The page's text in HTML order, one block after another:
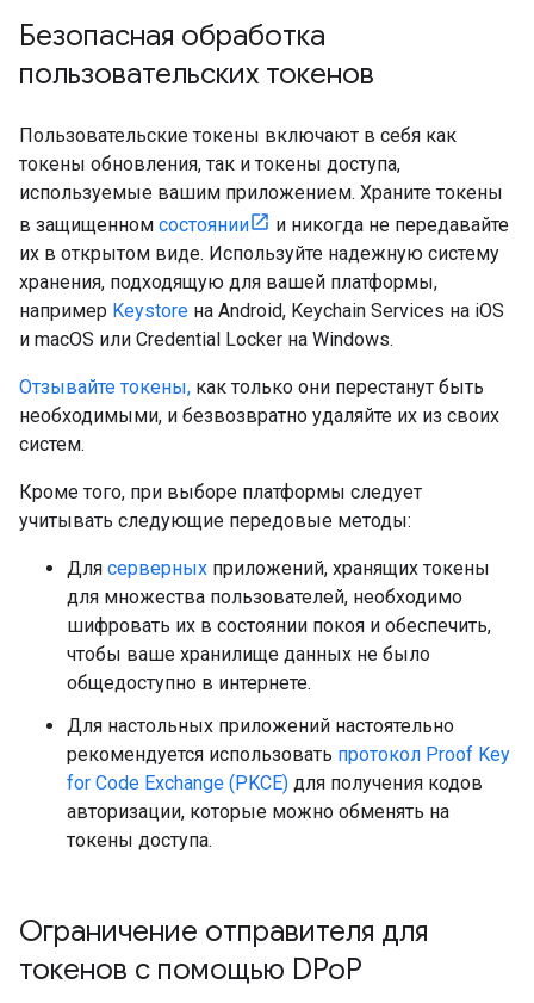
Безопасная обработка
пользовательских токенов
Пользовательские токены включают в себя как
токены обновления, так и токены доступа,
используемые вашим приложением. Храните токены
в защищенном состоянии
и никогда не передавайте
их в открытом виде. Используйте надежную систему
хранения, подходящую для вашей платформы,
например Keystore на Android, Keychain Services на iOS
и macOS или Credential Locker на Windows.
Отзывайте токены, как только они перестанут быть
необходимыми, и безвозвратно удаляйте их из своих
систем.
Кроме того, при выборе платформы следует
учитывать следующие передовые методы:
Для серверных приложений, хранящих токены
для множества пользователей, необходимо
шифровать их в состоянии покоя и обеспечить,
чтобы ваше хранилище данных не было
общедоступно в интернете.
Для настольных приложений настоятельно
рекомендуется использовать протокол Proof Key
for Code Exchange (PKCE) для получения кодов
авторизации, которые можно обменять на
токены доступа.
Ограничение отправителя для
токенов с помощью DPoP